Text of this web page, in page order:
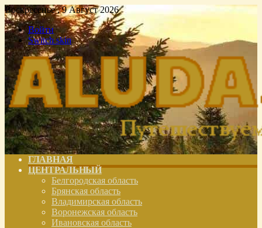
Воскресенье , 9 Август 2026
Войти
Switch skin
ГЛАВНАЯ
ЦЕНТРАЛЬНЫЙ
Белгородская область
Брянская область
Владимирская область
Воронежская область
Ивановская область